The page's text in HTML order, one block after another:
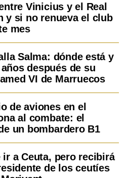
Vinicius y el Real
y si no renueva el club
mes
Salma: dónde está y
después de su
VI de Marruecos
de aviones en el
al combate: el
un bombardero B1
ir a Ceuta, pero recibirá
de los ceutíes